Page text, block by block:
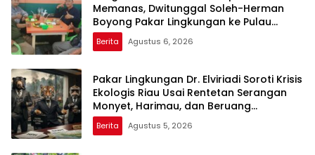
Memanas, Dwitunggal Soleh-Herman
Boyong Pakar Lingkungan ke Pulau
Rupat
Berita Agustus 6, 2026
Pakar Lingkungan Dr. Elviriadi Soroti Krisis
Ekologis Riau Usai Rentetan Serangan
Monyet, Harimau, dan Beruang
Terhadap Warga
Berita Agustus 5, 2026